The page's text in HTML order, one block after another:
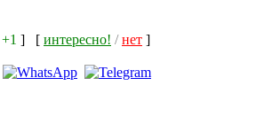
+1 ] [ интересно! /нет ]